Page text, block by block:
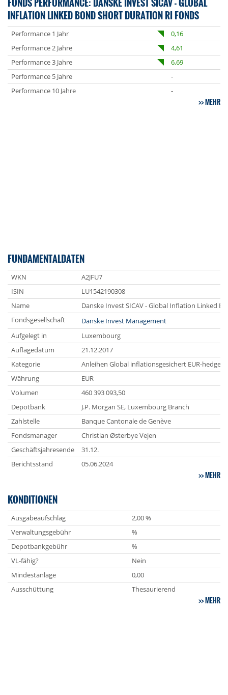
INFLATION LINKED BOND SHORT DURATION RI FONDS
Performance 1 Jahr
0,16
Performance 2 Jahre
4,61
Performance 3 Jahre
6,69
Performance 5 Jahre
-
Performance 10 Jahre
-
MEHR
FUNDAMENTALDATEN
WKN
A2JFU7
ISIN
LU1542190308
Name
Danske Invest SICAV - Global Inflation Linked
Fondsgesellschaft
Danske Invest Management
Aufgelegt in
Luxembourg
Auflagedatum
21.12.2017
Kategorie
Anleihen Global inflationsgesichert EUR-hedged
Währung
EUR
Volumen
460 393 093,50
Depotbank
J.P. Morgan SE, Luxembourg Branch
Zahlstelle
Banque Cantonale de Genève
Fondsmanager
Christian Østerbye Vejen
Geschäftsjahresende
31.12.
Berichtsstand
05.06.2024
MEHR
KONDITIONEN
Ausgabeaufschlag
2,00 %
Verwaltungsgebühr
%
Depotbankgebühr
%
VL-fähig?
Nein
Mindestanlage
0,00
Ausschüttung
Thesaurierend
MEHR